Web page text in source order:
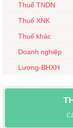
Thuế TNDN
Thuế XNK
Thuế khác
Doanh nghiệp
Lương-BHXH